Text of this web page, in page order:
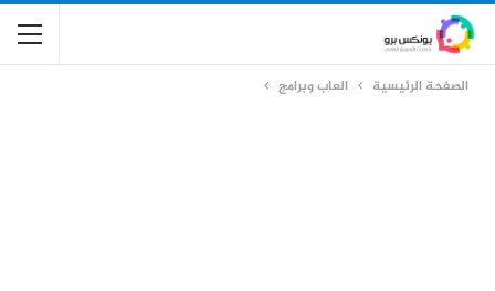
الصفحة الرئيسية العاب وبرامج